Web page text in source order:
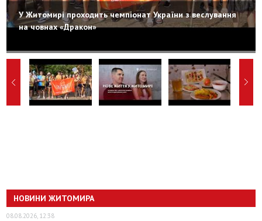
У Житомирі проходить чемпіонат України з веслування
на човнах «Дракон»
НОВИНИ ЖИТОМИРА
08.08.2026, 12:38